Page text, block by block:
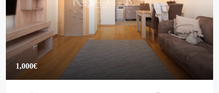
1,000€